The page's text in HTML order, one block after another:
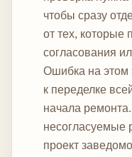
чтобы сразу
от тех, которые
согласования
Ошибка на этом
к переделке
начала ремонта.
несогласуемые
проект